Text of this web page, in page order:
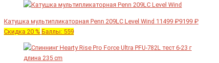
Катушка мультипликаторная Penn 209LC Level Wind 11499 ₽9199 ₽
Скидка 20 % Баллы: 559